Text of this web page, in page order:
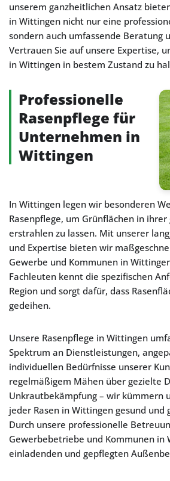
unserem ganzheitlichen Ansatz
in Wittingen nicht nur eine
sondern auch umfassende Beratung
Vertrauen Sie auf unsere Expertise,
in Wittingen in bestem Zustand zu
Professionelle
Rasenpflege für
Unternehmen in
Wittingen
In Wittingen legen wir besonderen
Rasenpflege, um Grünflächen in ihrer
erstrahlen zu lassen. Mit unserer
und Expertise bieten wir
Gewerbe und Kommunen in
Fachleuten kennt die spezifischen
Region und sorgt dafür, dass
gedeihen.
Unsere Rasenpflege in Wittingen
Spektrum an Dienstleistungen,
individuellen Bedürfnisse unserer
regelmäßigem Mähen über gezielte
Unkrautbekämpfung – wir kümmern
jeder Rasen in Wittingen gesund und
Durch unsere professionelle
Gewerbebetriebe und Kommunen in
einladenden und gepflegten